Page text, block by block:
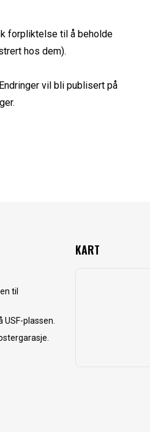
forpliktelse til å beholde
hos dem).
vil bli publisert på
til
plassen.
KART